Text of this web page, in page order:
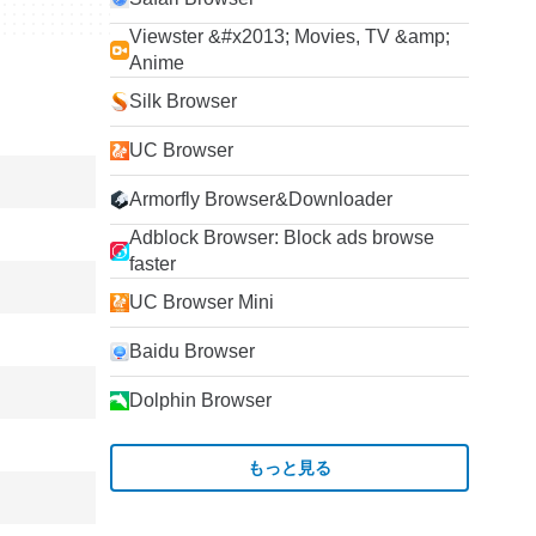
Viewster &#x2013; Movies, TV &amp;
Anime
Silk Browser
UC Browser
Armorfly Browser&Downloader
Adblock Browser: Block ads browse
faster
UC Browser Mini
Baidu Browser
Dolphin Browser
もっと見る